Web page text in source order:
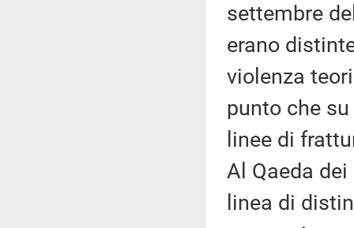
settembre
erano
violenza
punto che
linee di
Al Qaeda
linea di